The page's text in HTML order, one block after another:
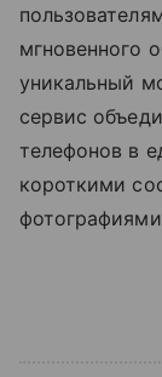
мгновенного
уникальный
сервис
телефонов в
короткими